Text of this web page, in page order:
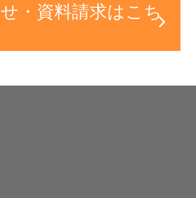
・資料請求はこち